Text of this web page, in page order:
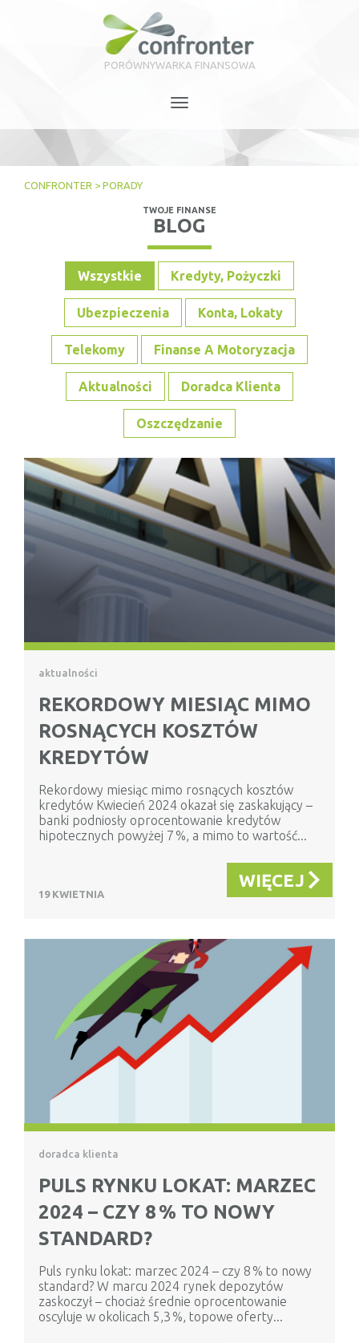
PORÓWNYWARKA FINANSOWA
navigation
CONFRONTER > PORADY
TWOJE FINANSE
BLOG
Wszystkie Kredyty, Pożyczki
Ubezpieczenia Konta, Lokaty
Telekomy Finanse A Motoryzacja
Aktualności Doradca Klienta
Oszczędzanie
aktualności
REKORDOWY MIESIĄC MIMO
ROSNĄCYCH KOSZTÓW
KREDYTÓW
Rekordowy miesiąc mimo rosnących kosztów
kredytów Kwiecień 2024 okazał się zaskakujący –
banki podniosły oprocentowanie kredytów
hipotecznych powyżej 7 %, a mimo to wartość...
19 KWIETNIA
WIĘCEJ
doradca klienta
PULS RYNKU LOKAT: MARZEC
2024 – CZY 8 % TO NOWY
STANDARD?
Puls rynku lokat: marzec 2024 – czy 8 % to nowy
standard? W marcu 2024 rynek depozytów
zaskoczył – chociaż średnie oprocentowanie
oscyluje w okolicach 5,3 %, topowe oferty...